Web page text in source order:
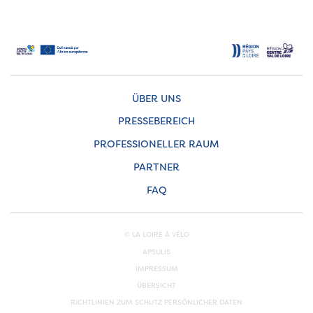
ÜBER UNS
PRESSEBEREICH
PROFESSIONELLER RAUM
PARTNER
FAQ
© LA LOIRE À VÉLO
APSULIS
IMPRESSUM
ÜBERSICHT
RICHTLINIEN ZUM SCHUTZ PERSÖNLICHER DATEN